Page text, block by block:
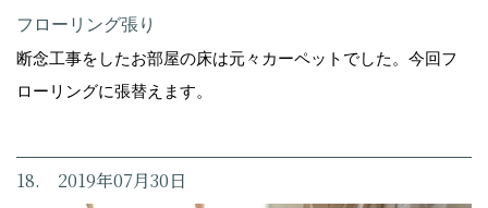
フローリング張り
断念工事をしたお部屋の床は元々カーペットでした。今回フ
ローリングに張替えます。
18. 2019年07月30日